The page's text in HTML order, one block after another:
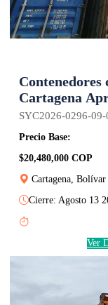
Contenedores
Cartagena
SYC2026-0296-09-
Precio Base:
$20,480,000 COP
Cartagena, Bolívar
Cierre: Agosto 13
Ver